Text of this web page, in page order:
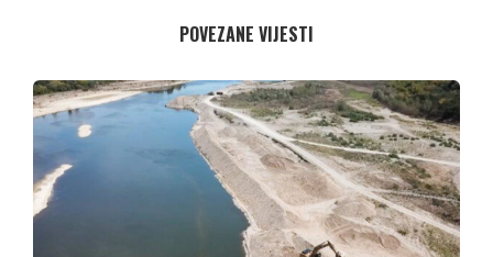
POVEZANE VIJESTI